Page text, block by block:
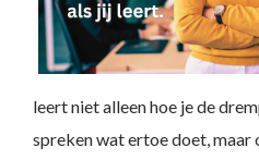
leert niet alleen hoe je de
spreken wat ertoe doet,